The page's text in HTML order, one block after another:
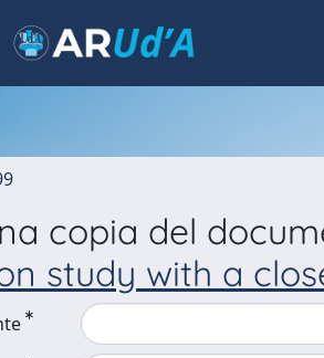
copia del
study with a